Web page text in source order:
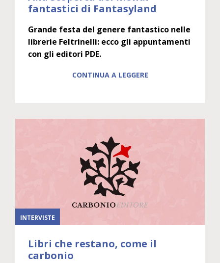
fantastici di Fantasyland
Grande festa del genere fantastico nelle
librerie Feltrinelli: ecco gli appuntamenti
con gli editori PDE.
CONTINUA A LEGGERE
INTERVISTE
Libri che restano, come il
carbonio